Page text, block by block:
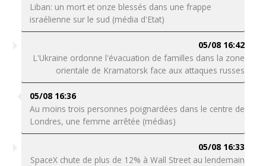
Liban: un mort et onze blessés dans une frappe
israélienne sur le sud (média d'Etat)
05/08 16:42
L'Ukraine ordonne l'évacuation de familles dans la zone
orientale de Kramatorsk face aux attaques russes
05/08 16:36
Au moins trois personnes poignardées dans le centre de
Londres, une femme arrêtée (médias)
05/08 16:33
SpaceX chute de plus de 12% à Wall Street au lendemain